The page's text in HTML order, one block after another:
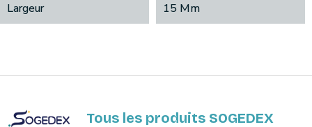
Largeur 15 Mm
Tous les produits SOGEDEX